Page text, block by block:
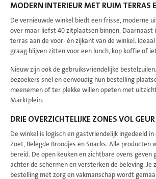
MODERN INTERIEUR MET RUIM TERRAS
De vernieuwde winkel biedt een frisse, moderne
over maar liefst 40 zitplaatsen binnen. Daarnaast
terras aan de voor- én zijkant van de winkel.
graag blijven zitten voor een lunch, kop koffie of
Nieuw zijn ook de gebruiksvriendelijke
bezoekers snel en eenvoudig hun bestelling
meenemen of ter plekke willen opeten met
Marktplein.
DRIE OVERZICHTELIJKE ZONES VOL
De winkel is logisch en gastvriendelijk ingedeeld
Zoet, Belegde Broodjes en Snacks. Alle producten
bereid. De open keuken en zichtbare ovens geven
achter de schermen en versterken de beleving. Je
bestelling met zorg en vakmanschap wordt